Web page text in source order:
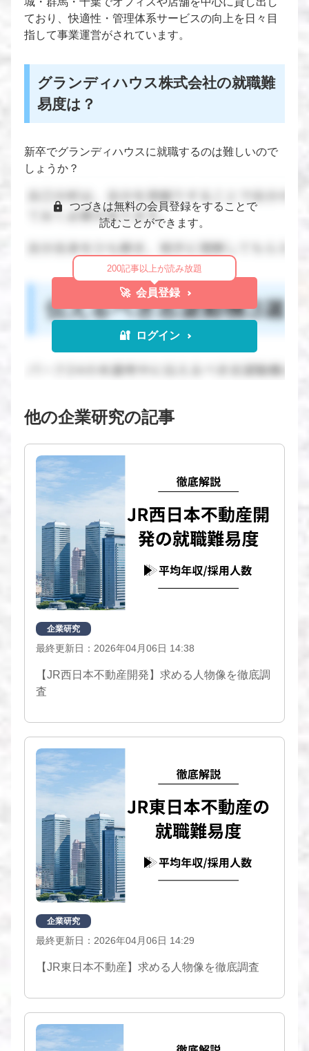
ており、快適性・管理体系サービスの向上を日々目
指して事業運営がされています。
グランディハウス株式会社の就職難
易度は？
新卒でグランディハウスに就職するのは難しいので
しょうか？
つづきは無料の会員登録をすることで
読むことができます。
200記事以上が読み放題
🚀 会員登録
🔐 ログイン
他の企業研究の記事
企業研究
最終更新日：2026年04月06日 14:38
【JR西日本不動産開発】求める人物像を徹底調
査
企業研究
最終更新日：2026年04月06日 14:29
【JR東日本不動産】求める人物像を徹底調査